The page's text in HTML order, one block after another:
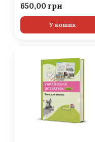
650,00
У кошик